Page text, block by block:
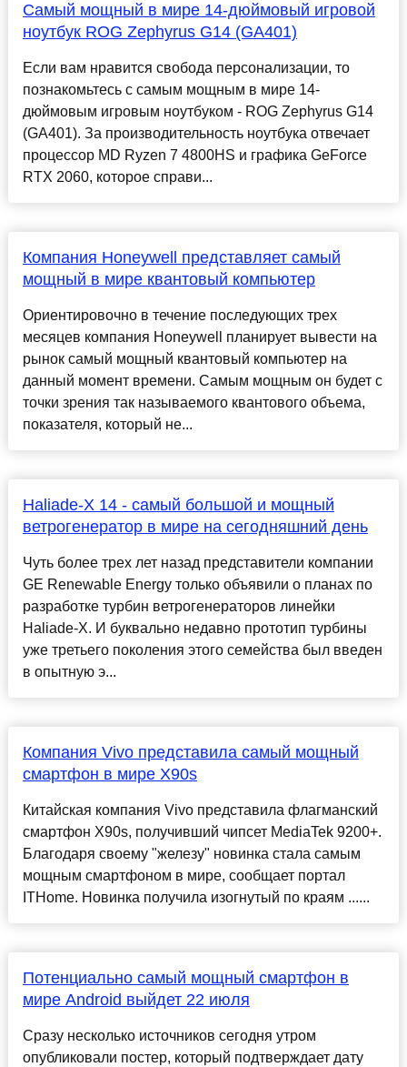
Самый мощный в мире 14-дюймовый игровой
ноутбук ROG Zephyrus G14 (GA401)
Если вам нравится свобода персонализации, то
познакомьтесь с самым мощным в мире 14-
дюймовым игровым ноутбуком - ROG Zephyrus G14
(GA401). За производительность ноутбука отвечает
процессор MD Ryzen 7 4800HS и графика GeForce
RTX 2060, которое справи...
Компания Honeywell представляет самый
мощный в мире квантовый компьютер
Ориентировочно в течение последующих трех
месяцев компания Honeywell планирует вывести на
рынок самый мощный квантовый компьютер на
данный момент времени. Самым мощным он будет с
точки зрения так называемого квантового объема,
показателя, который не...
Haliade-X 14 - самый большой и мощный
ветрогенератор в мире на сегодняшний день
Чуть более трех лет назад представители компании
GE Renewable Energy только объявили о планах по
разработке турбин ветрогенераторов линейки
Haliade-X. И буквально недавно прототип турбины
уже третьего поколения этого семейства был введен
в опытную э...
Компания Vivo представила самый мощный
смартфон в мире X90s
Китайская компания Vivo представила флагманский
смартфон X90s, получивший чипсет MediaTek 9200+.
Благодаря своему "железу" новинка стала самым
мощным смартфоном в мире, сообщает портал
ITHome. Новинка получила изогнутый по краям ......
Потенциально самый мощный смартфон в
мире Android выйдет 22 июля
Сразу несколько источников сегодня утром
опубликовали постер, который подтверждает дату